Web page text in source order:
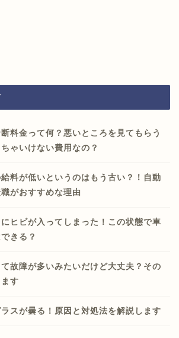
料金って何？悪いところを見てもらう
ゃいけない費用なの？
料が低いというのはもう古い？！自動
がおすすめな理由
ヒビが入ってしまった！この状態で車
きる？
故障が多いみたいだけど大丈夫？その
す
スが曇る！原因と対処法を解説します